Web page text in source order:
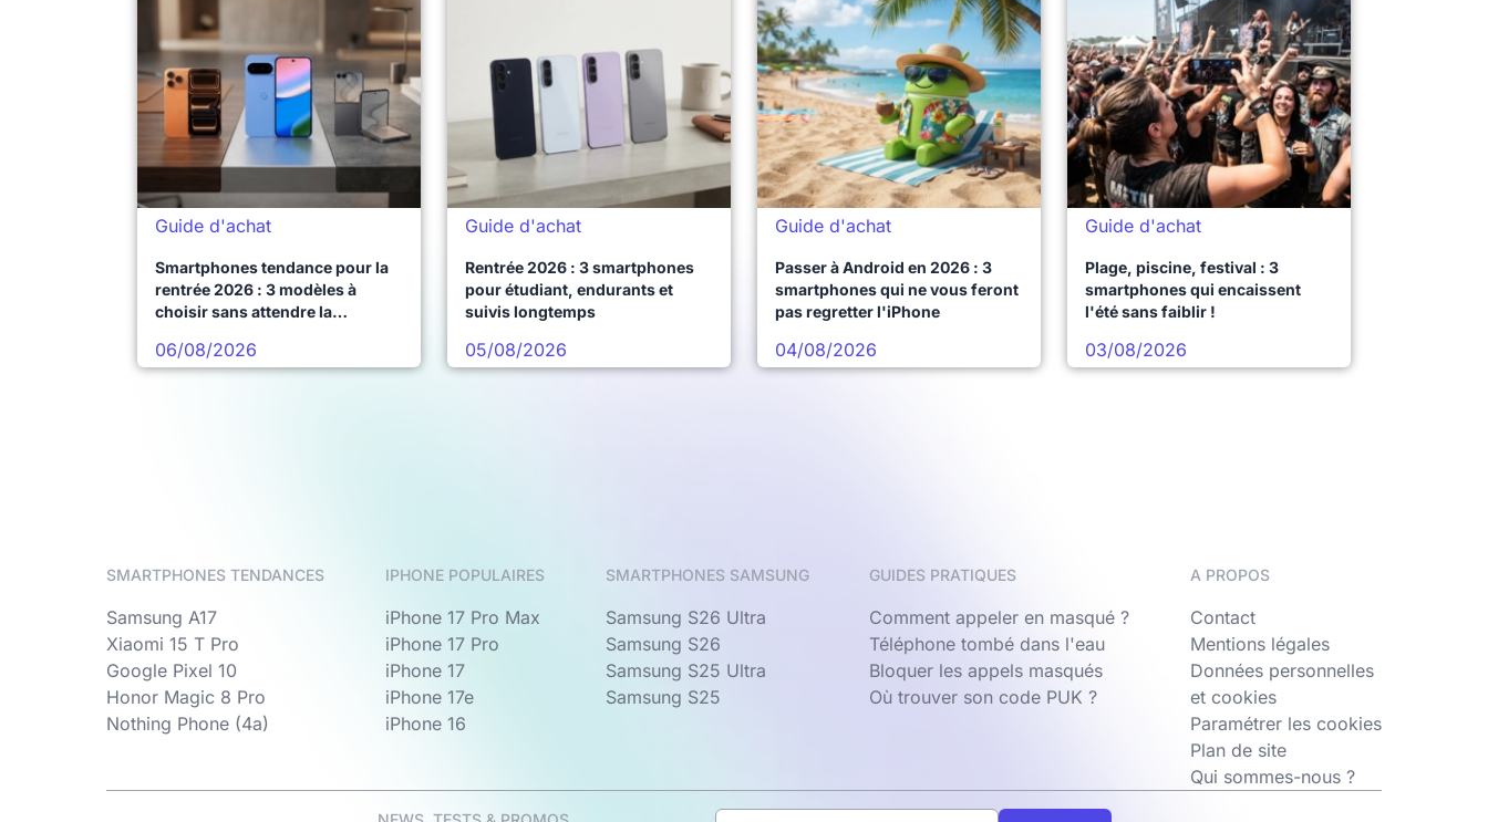
Guide d'achat
Smartphones tendance pour la
rentrée 2026 : 3 modèles à
choisir sans attendre la
06/08/2026
Guide d'achat
Rentrée 2026 : 3 smartphones
pour étudiant, endurants et
suivis longtemps
05/08/2026
Guide d'achat
Passer à Android en 2026 : 3
smartphones qui ne vous feront
pas regretter l'iPhone
04/08/2026
Guide d'achat
Plage, piscine, festival : 3
smartphones qui encaissent
l'été sans faiblir !
03/08/2026
SMARTPHONES TENDANCES
Samsung A17
Xiaomi 15 T Pro
Google Pixel 10
Honor Magic 8 Pro
Nothing Phone (4a)
IPHONE POPULAIRES
iPhone 17 Pro Max
iPhone 17 Pro
iPhone 17
iPhone 17e
iPhone 16
SMARTPHONES SAMSUNG
Samsung S26 Ultra
Samsung S26
Samsung S25 Ultra
Samsung S25
GUIDES PRATIQUES
Comment appeler en masqué ?
Téléphone tombé dans l'eau
Bloquer les appels masqués
Où trouver son code PUK ?
A PROPOS
Contact
Mentions légales
Données personnelles
et cookies
Paramétrer les cookies
Plan de site
Qui sommes-nous ?